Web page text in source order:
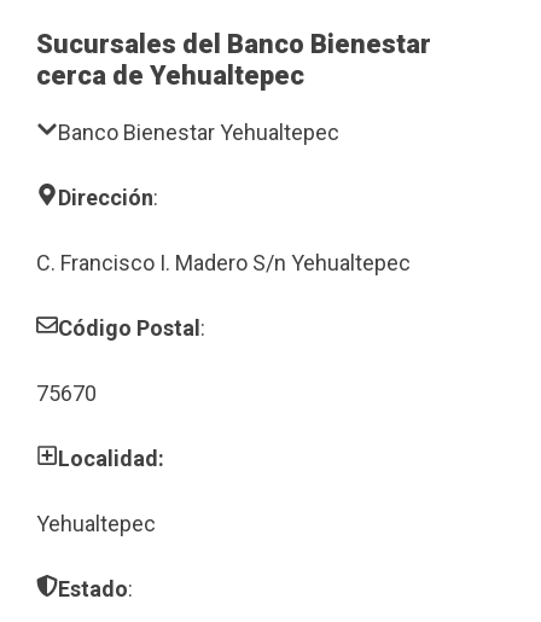
Sucursales del Banco Bienestar
cerca de Yehualtepec
Banco Bienestar Yehualtepec
Dirección:
C. Francisco I. Madero S/n Yehualtepec
Código Postal:
75670
Localidad:
Yehualtepec
Estado: